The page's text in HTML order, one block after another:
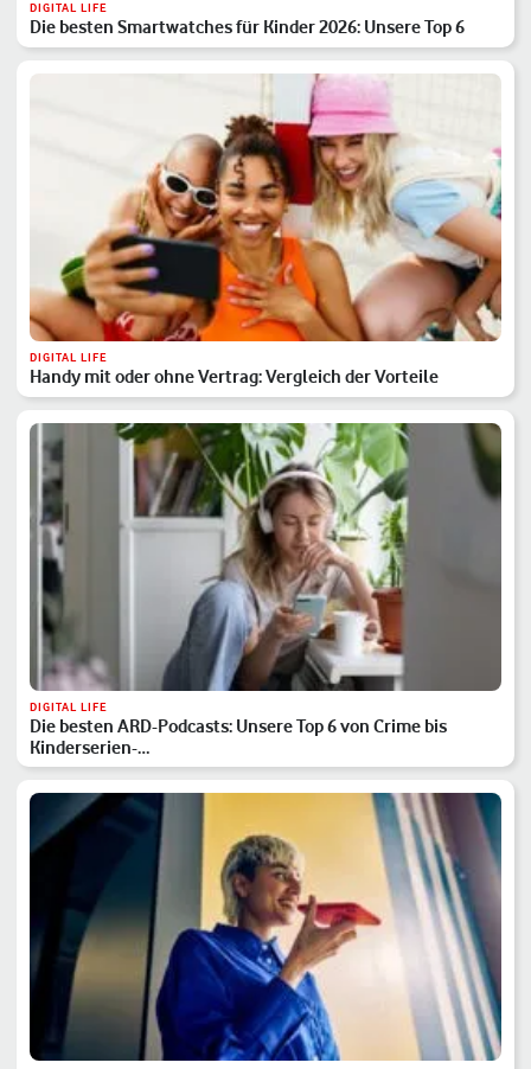
DIGITAL LIFE
Die besten Smartwatches für Kinder 2026: Unsere Top 6
DIGITAL LIFE
Handy mit oder ohne Vertrag: Vergleich der Vorteile
DIGITAL LIFE
Die besten ARD-Podcasts: Unsere Top 6 von Crime bis
Kinderserien-…